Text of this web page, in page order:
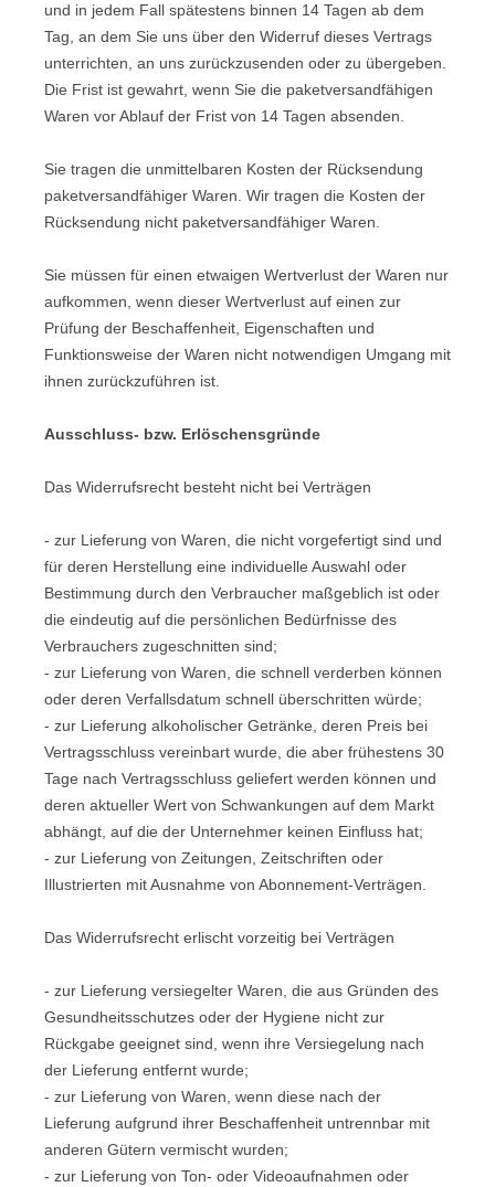
und in jedem Fall spätestens binnen 14 Tagen ab dem
Tag, an dem Sie uns über den Widerruf dieses Vertrags
unterrichten, an uns zurückzusenden oder zu übergeben.
Die Frist ist gewahrt, wenn Sie die paketversandfähigen
Waren vor Ablauf der Frist von 14 Tagen absenden.
Sie tragen die unmittelbaren Kosten der Rücksendung
paketversandfähiger Waren. Wir tragen die Kosten der
Rücksendung nicht paketversandfähiger Waren.
Sie müssen für einen etwaigen Wertverlust der Waren nur
aufkommen, wenn dieser Wertverlust auf einen zur
Prüfung der Beschaffenheit, Eigenschaften und
Funktionsweise der Waren nicht notwendigen Umgang mit
ihnen zurückzuführen ist.
Ausschluss- bzw. Erlöschensgründe
Das Widerrufsrecht besteht nicht bei Verträgen
- zur Lieferung von Waren, die nicht vorgefertigt sind und
für deren Herstellung eine individuelle Auswahl oder
Bestimmung durch den Verbraucher maßgeblich ist oder
die eindeutig auf die persönlichen Bedürfnisse des
Verbrauchers zugeschnitten sind;
- zur Lieferung von Waren, die schnell verderben können
oder deren Verfallsdatum schnell überschritten würde;
- zur Lieferung alkoholischer Getränke, deren Preis bei
Vertragsschluss vereinbart wurde, die aber frühestens 30
Tage nach Vertragsschluss geliefert werden können und
deren aktueller Wert von Schwankungen auf dem Markt
abhängt, auf die der Unternehmer keinen Einfluss hat;
- zur Lieferung von Zeitungen, Zeitschriften oder
Illustrierten mit Ausnahme von Abonnement-Verträgen.
Das Widerrufsrecht erlischt vorzeitig bei Verträgen
- zur Lieferung versiegelter Waren, die aus Gründen des
Gesundheitsschutzes oder der Hygiene nicht zur
Rückgabe geeignet sind, wenn ihre Versiegelung nach
der Lieferung entfernt wurde;
- zur Lieferung von Waren, wenn diese nach der
Lieferung aufgrund ihrer Beschaffenheit untrennbar mit
anderen Gütern vermischt wurden;
- zur Lieferung von Ton- oder Videoaufnahmen oder